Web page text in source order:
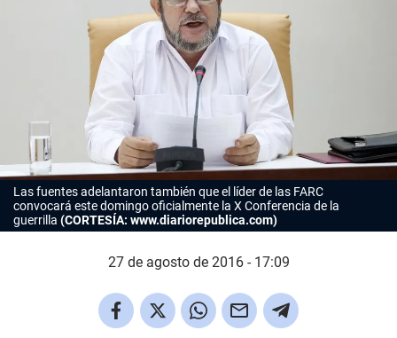
Las fuentes adelantaron también que el líder de las FARC
convocará este domingo oficialmente la X Conferencia de la
guerrilla (CORTESÍA: www.diariorepublica.com)
27 de agosto de 2016 - 17:09